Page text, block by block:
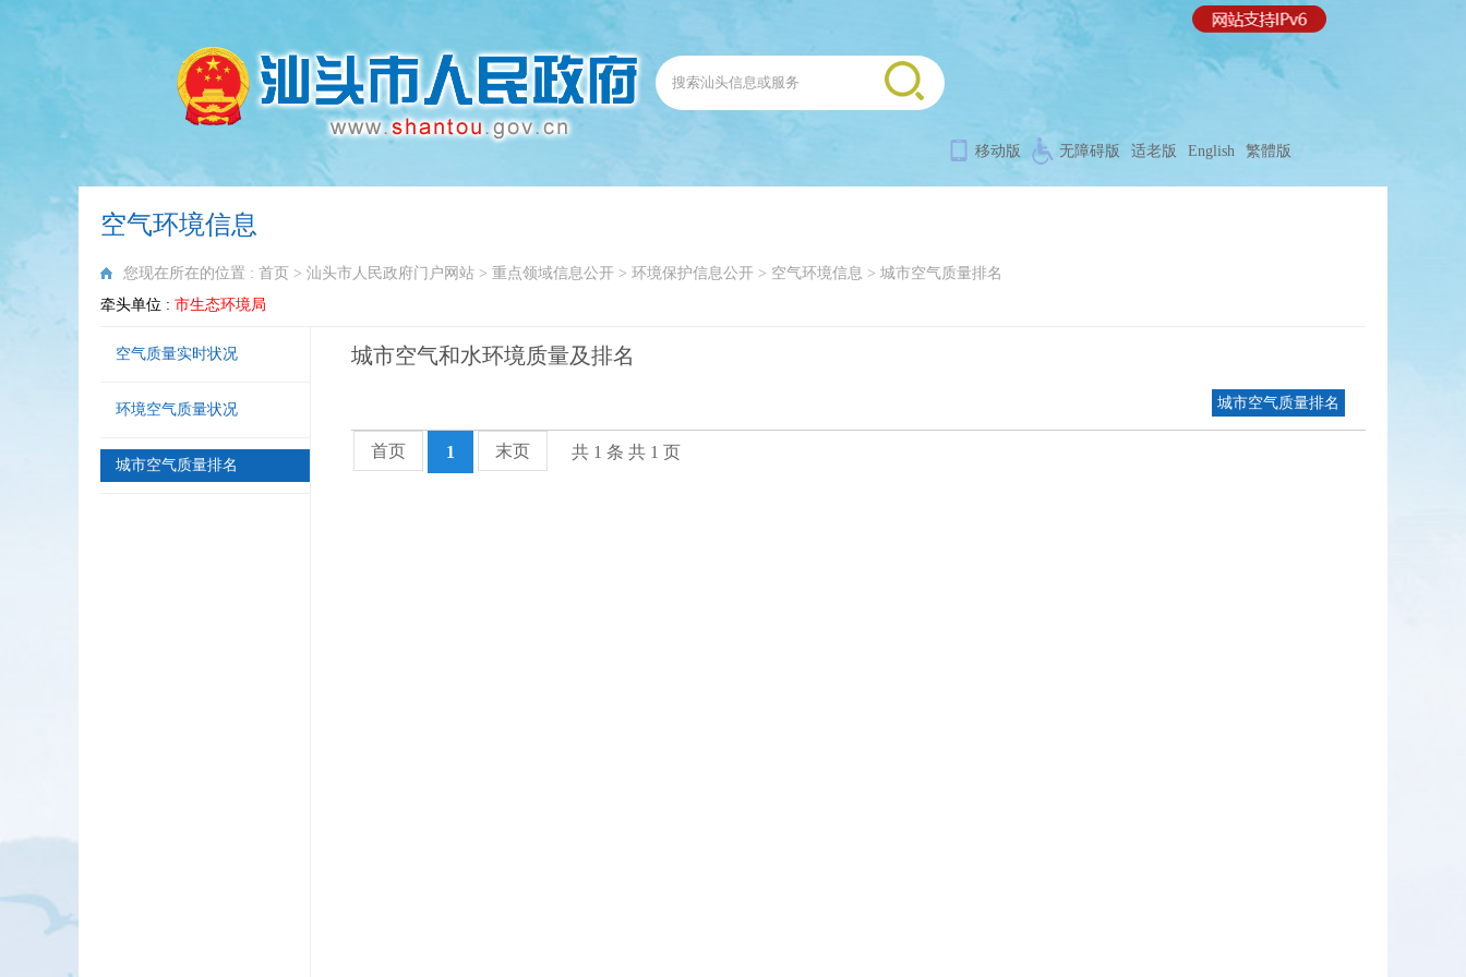
移动版 无障碍版 适老版 English 繁體版
空气环境信息
您现在所在的位置 : 首页 > 汕头市人民政府门户网站 > 重点领域信息公开 > 环境保护信息公开 > 空气环境信息 > 城市空气质量排名
牵头单位 : 市生态环境局
空气质量实时状况
环境空气质量状况
城市空气质量排名
城市空气和水环境质量及排名
城市空气质量排名
首页 1 末页 共 1 条 共 1 页